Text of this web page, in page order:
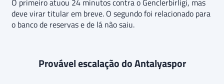
O primeiro atuou 24 minutos contra o Genclerbirligi, mas
deve virar titular em breve. O segundo foi relacionado para
o banco de reservas e de lá não saiu.
Provável escalação do Antalyaspor